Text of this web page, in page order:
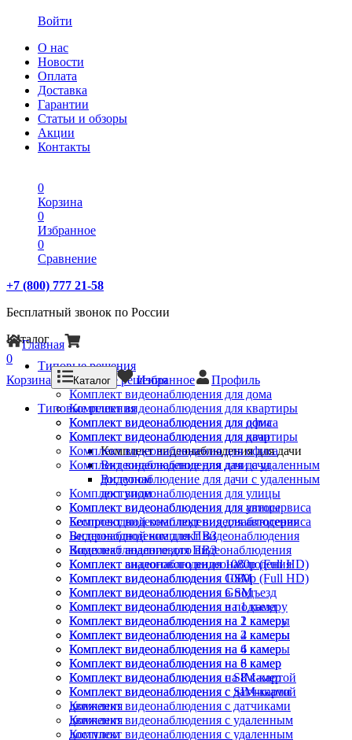
Войти
О нас
Новости
Оплата
Доставка
Гарантии
Статьи и обзоры
Акции
Контакты
0
Корзина
0
Избранное
0
Сравнение
+7 (800) 777 21-58
Бесплатный звонок по России
Каталог
Типовые решения
Типовые решения
Комплект видеонаблюдения для дома
Комплект видеонаблюдения для квартиры
Комплект видеонаблюдения для офиса
Комплект видеонаблюдения для дачи
Комплект видеонаблюдения для дачи
Видеонаблюдение для дачи с удаленным
доступом
Комплект видеонаблюдения для улицы
Комплект видеонаблюдения для автосервиса
Беспроводной комплект видеонаблюдения
Видеонаблюдение для ПВЗ
Комплект аналогового видеонаблюдения
Комплект видеонаблюдения 1080p (Full HD)
Комплект видеонаблюдения GSM
Комплект видеонаблюдения в подъезд
Комплект видеонаблюдения на 1 камеру
Комплект видеонаблюдения на 2 камеры
Комплект видеонаблюдения на 4 камеры
Комплект видеонаблюдения на 6 камер
Комплект видеонаблюдения на 8 камер
Комплект видеонаблюдения с SIM-картой
Комплект видеонаблюдения с датчиками
движения
Комплект видеонаблюдения с удаленным
доступом
Главная
0
Корзина
Каталог Избранное Профиль
Типовые решения
Комплект видеонаблюдения для дома
Комплект видеонаблюдения для квартиры
Комплект видеонаблюдения для офиса
Комплект видеонаблюдения для дачи
Видеонаблюдение для дачи с удаленным
доступом
Комплект видеонаблюдения для улицы
Комплект видеонаблюдения для автосервиса
Беспроводной комплект видеонаблюдения
Видеонаблюдение для ПВЗ
Комплект аналогового видеонаблюдения
Комплект видеонаблюдения 1080p (Full HD)
Комплект видеонаблюдения GSM
Комплект видеонаблюдения в подъезд
Комплект видеонаблюдения на 1 камеру
Комплект видеонаблюдения на 2 камеры
Комплект видеонаблюдения на 4 камеры
Комплект видеонаблюдения на 6 камер
Комплект видеонаблюдения на 8 камер
Комплект видеонаблюдения с SIM-картой
Комплект видеонаблюдения с датчиками
движения
Комплект видеонаблюдения с удаленным